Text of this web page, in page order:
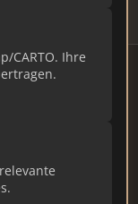
CARTO. Ihre